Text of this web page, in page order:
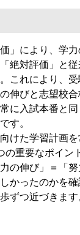
」により、学
絶対評価 」と従
これにより、
伸びと志望校
常に入試本番と
です。
けた学習計画
重要なポイン
の伸び」＝「 努
かったのかを
ずつ近づきます